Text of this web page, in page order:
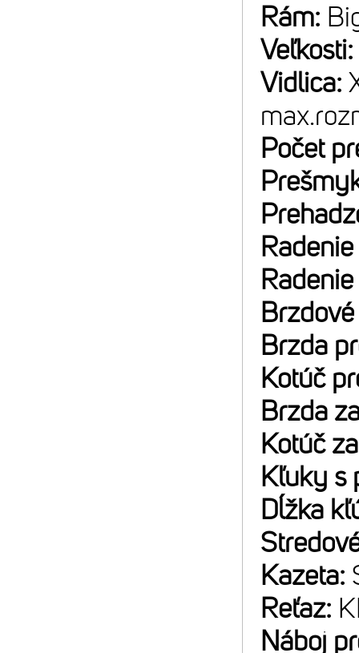
Rám:
Veľkosti:
Vidlica:
Počet
Brzda
Kotúč
Brzda
Kotúč
Kľuky s
Dĺžka
Kazeta:
Reťaz:
Náboj